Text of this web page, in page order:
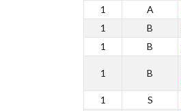
1
A
1
B
1
B
1 B
1 S